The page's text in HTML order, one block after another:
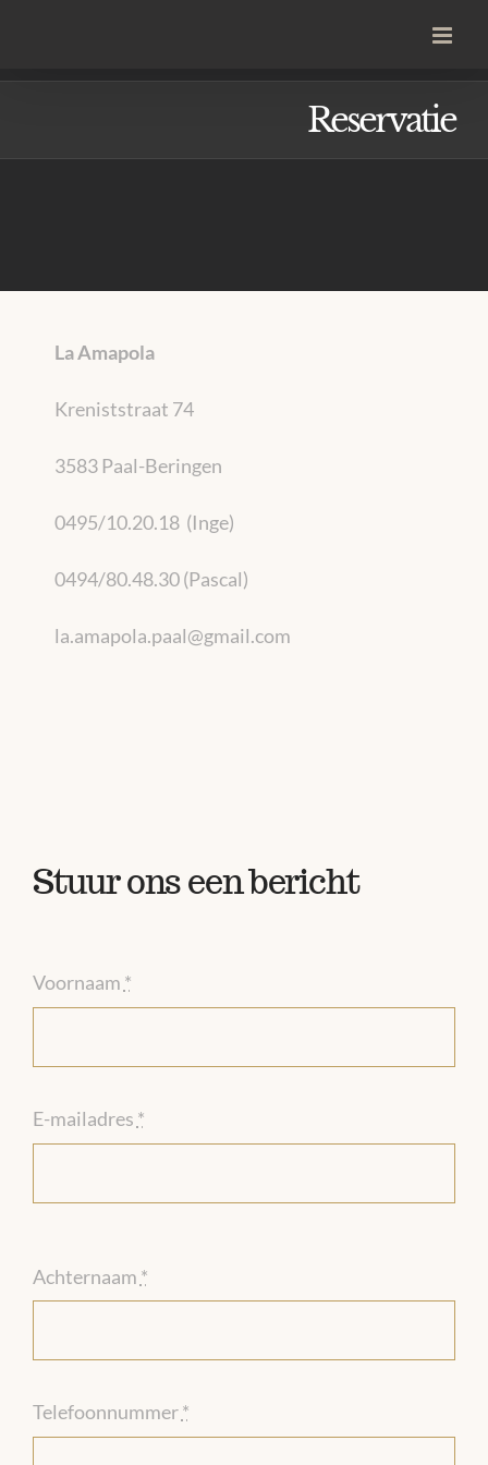
Reservatie
La Amapola
Kreniststraat 74
3583 Paal-Beringen
0495/10.20.18 (Inge)
0494/80.48.30 (Pascal)
la.amapola.paal@gmail.com
Stuur ons een bericht
Voornaam *
E-mailadres *
Achternaam *
Telefoonnummer*